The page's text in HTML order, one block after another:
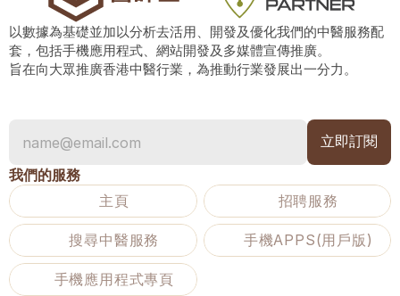
以數據為基礎並加以分析去活用、開發及優化我們的中醫服務配
套，包括手機應用程式、網站開發及多媒體宣傳推廣。
旨在向大眾推廣香港中醫行業，為推動行業發展出一分力。
我們的服務
主頁
招聘服務
搜尋中醫服務 手機APPS(用戶版)
手機應用程式專頁